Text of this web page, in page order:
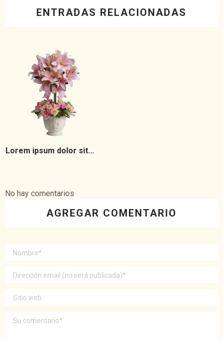
ENTRADAS RELACIONADAS
Lorem ipsum dolor sit...
No hay comentarios
AGREGAR COMENTARIO